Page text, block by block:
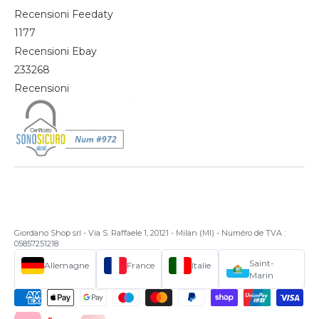
Recensioni Feedaty
1177
Recensioni Ebay
233268
Recensioni
Giordano Shop srl - Via S. Raffaele 1, 20121 - Milan (MI) - Numéro de TVA :
05857251218
Allemagne France Italie
Saint-
Marin